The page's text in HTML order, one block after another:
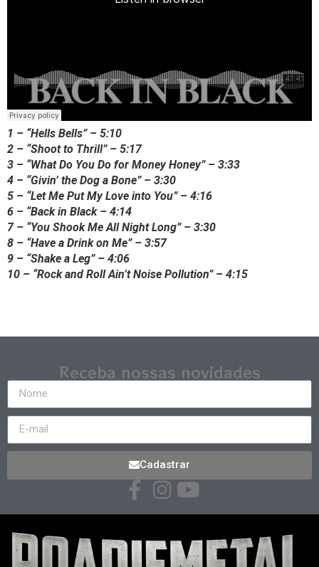
1 – “Hells Bells” – 5:10
2 – “Shoot to Thrill” – 5:17
3 – “What Do You Do for Money Honey” – 3:33
4 – “Givin’ the Dog a Bone” – 3:30
5 – “Let Me Put My Love into You” – 4:16
6 – “Back in Black – 4:14
7 – “You Shook Me All Night Long” – 3:30
8 – “Have a Drink on Me” – 3:57
9 – “Shake a Leg” – 4:06
10 – “Rock and Roll Ain’t Noise Pollution” – 4:15
Receba nossas novidades
Cadastrar